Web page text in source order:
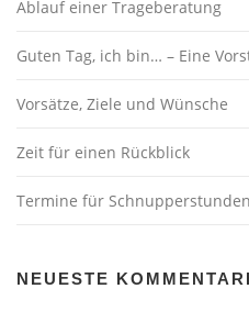
Ablauf einer Trageberatung
Guten Tag, ich bin… – Eine
Vorsätze, Ziele und Wünsche
Zeit für einen Rückblick
Termine für Schnupperstunden
NEUESTE